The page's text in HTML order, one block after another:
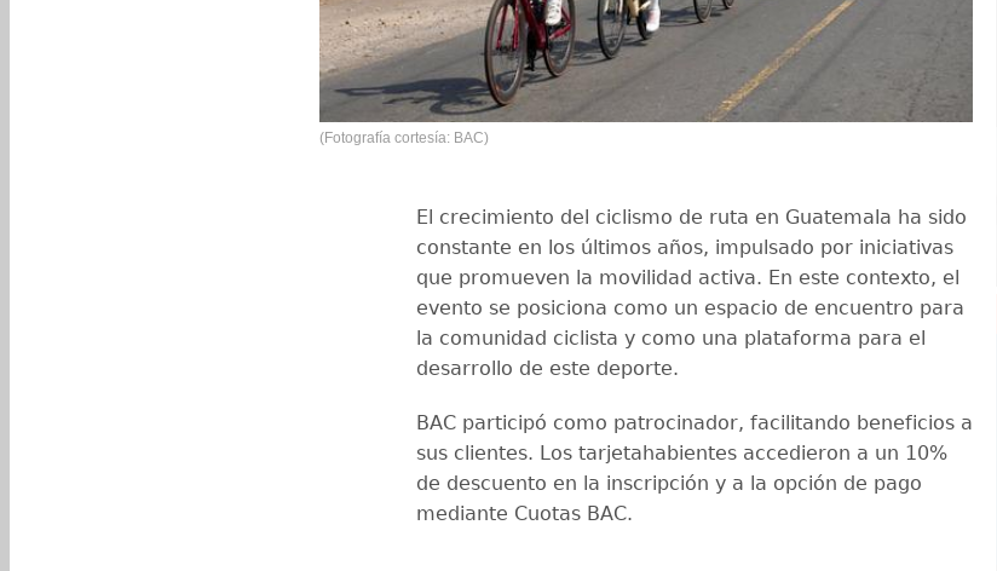
(Fotografía cortesía: BAC)
El crecimiento del ciclismo de ruta en Guatemala ha sido
constante en los últimos años, impulsado por iniciativas
que promueven la movilidad activa. En este contexto, el
evento se posiciona como un espacio de encuentro para
la comunidad ciclista y como una plataforma para el
desarrollo de este deporte.
BAC participó como patrocinador, facilitando beneficios a
sus clientes. Los tarjetahabientes accedieron a un 10%
de descuento en la inscripción y a la opción de pago
mediante Cuotas BAC.